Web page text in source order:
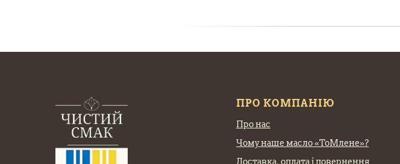
ПРО КОМПАНІЮ
Про нас
Чому наше масло «ТоМлене»?
Доставка, оплатаі повернення